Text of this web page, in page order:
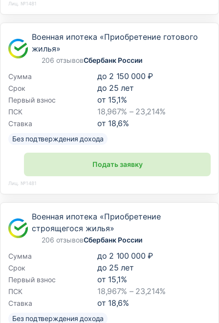
Лиц. №1481
Военная ипотека «Приобретение готового
жилья»
206 отзывовСбербанк России
Сумма
до 2 150 000 ₽
Срок до 25 лет
Первый взнос от 15,1%
ПСК 18,967% – 23,214%
Ставка от 18,6%
Без подтверждения дохода
Подать заявку
Лиц. №1481
Военная ипотека «Приобретение
строящегося жилья»
206 отзывовСбербанк России
Сумма
до 2 100 000 ₽
Срок до 25 лет
Первый взнос от 15,1%
ПСК 18,967% – 23,214%
Ставка от 18,6%
Без подтверждения дохода